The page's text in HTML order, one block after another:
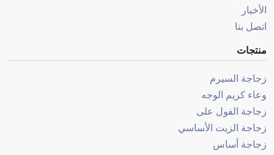
الأخبار
اتصل بنا
منتجات
زجاجة السيرم
وعاء كريم الوجه
زجاجة الفول على
زجاجة الزيت الأساسي
زجاجة أساس